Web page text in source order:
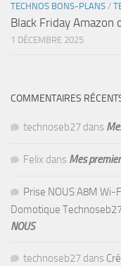
TECHNOS BONS-PLANS /
Black Friday
1 DÉCEMBRE 2025
COMMENTAIRES
technoseb27 dans
Felix dans Mes
Prise NOUS A8M
Domotique
NOUS
technoseb27 dans